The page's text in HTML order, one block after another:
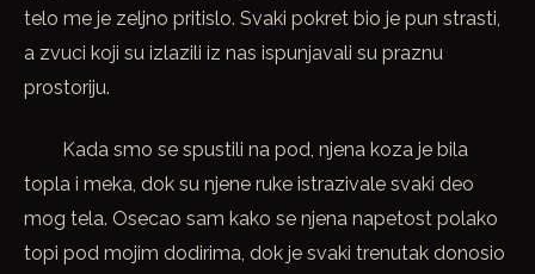
telo me je zeljno pritislo. Svaki pokret bio je pun strasti,
a zvuci koji su izlazili iz nas ispunjavali su praznu
prostoriju.
Kada smo se spustili na pod, njena koza je bila
topla i meka, dok su njene ruke istrazivale svaki deo
mog tela. Osecao sam kako se njena napetost polako
topi pod mojim dodirima, dok je svaki trenutak donosio